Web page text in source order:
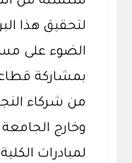
لتحقيق هذا
الضوء على
بمشاركة
من شركاء
وخارج
لمبادرات